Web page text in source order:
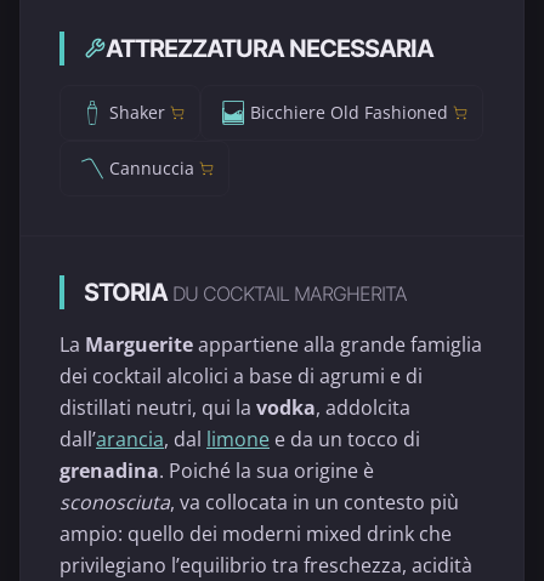
ATTREZZATURA NECESSARIA
Shaker Bicchiere Old Fashioned
Cannuccia
STORIA DU COCKTAIL MARGHERITA
La Margueriteappartiene alla grande famiglia
dei cocktail alcolici a base di agrumi e di
distillati neutri, qui la vodka, addolcita
dall’arancia, dal limone e da un tocco di
grenadina. Poiché la sua origine è
sconosciuta, va collocata in un contesto più
ampio: quello dei moderni mixed drink che
privilegiano l’equilibrio tra freschezza, acidità